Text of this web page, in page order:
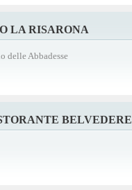
LA RISARONA
delle Abbadesse
BELVEDERE